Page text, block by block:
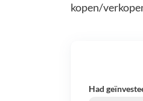
kopen/
Had